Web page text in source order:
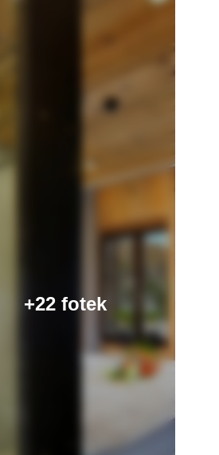
+22 fotek